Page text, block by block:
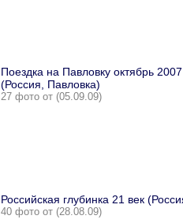
Поездка на Павловку октябрь 2007
(Россия, Павловка)
27 фото от (05.09.09)
Российская глубинка 21 век
40 фото от (28.08.09)